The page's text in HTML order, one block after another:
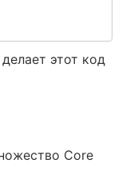
этот код
Core